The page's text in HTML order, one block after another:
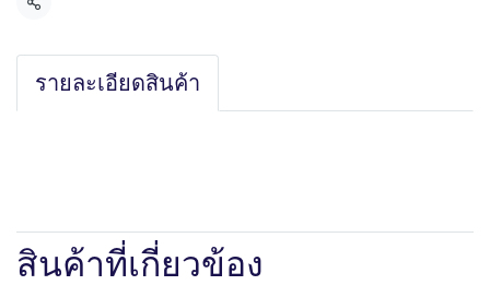
แชร์
รายละเอียดสินค้า
สินค้าที่เกี่ยวข้อง